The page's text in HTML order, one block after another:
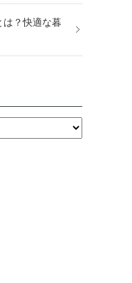
は？快適な暮